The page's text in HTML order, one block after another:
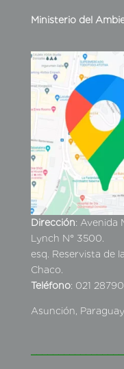
Ministerio del
Dirección: Avenida
Lynch N° 3500.
esq. Reservista de
Chaco.
Teléfono: 021
Asunción, Paraguay.